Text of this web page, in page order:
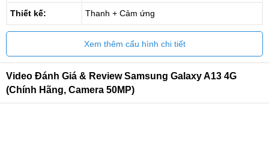
Thiết kế: Thanh + Cảm ứng
Xem thêm cấu hình chi tiết
Video Đánh Giá & Review Samsung Galaxy A13 4G
(Chính Hãng, Camera 50MP)